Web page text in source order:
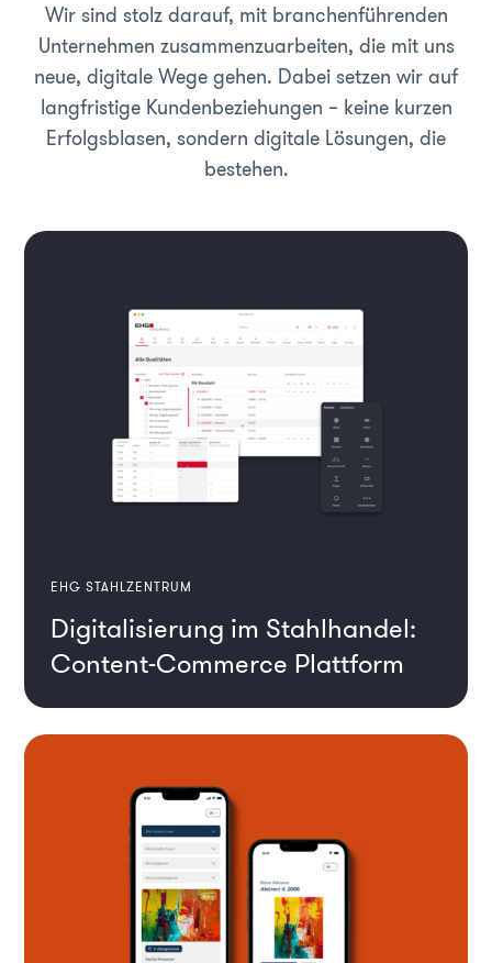
Wir sind stolz darauf, mit branchenführenden
Unternehmen zusammenzuarbeiten, die mit uns
neue, digitale Wege gehen. Dabei setzen wir auf
langfristige Kundenbeziehungen – keine kurzen
Erfolgsblasen, sondern digitale Lösungen, die
bestehen.
EHG STAHLZENTRUM
Digitalisierung im Stahlhandel:
Content-Commerce Plattform